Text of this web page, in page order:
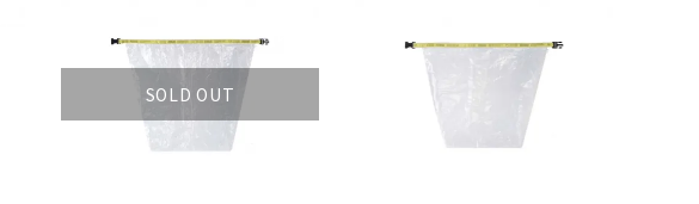
SOLD OUT